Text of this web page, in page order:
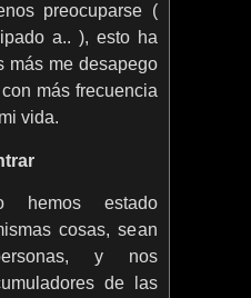
preocuparse (
a.. ), esto ha
más me desapego
más frecuencia
vida.
hemos estado
cosas, sean
y nos
de las